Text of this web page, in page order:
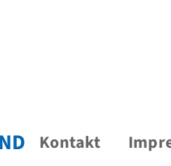
Kontakt